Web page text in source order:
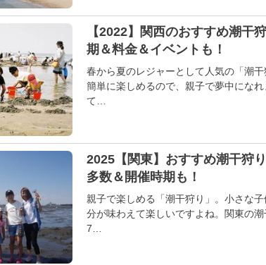
【2022】関西のおすすめ潮
期＆料金＆イベントも！
春から夏のレジャーとして人気の「潮
簡単に楽しめるので、親子で夢中にな
て…
2025【関東】おすすめ潮干狩
多数＆開催時期も！
親子で楽しめる「潮干狩り」。小さな
分が味わえて楽しいですよね。関東の
7…